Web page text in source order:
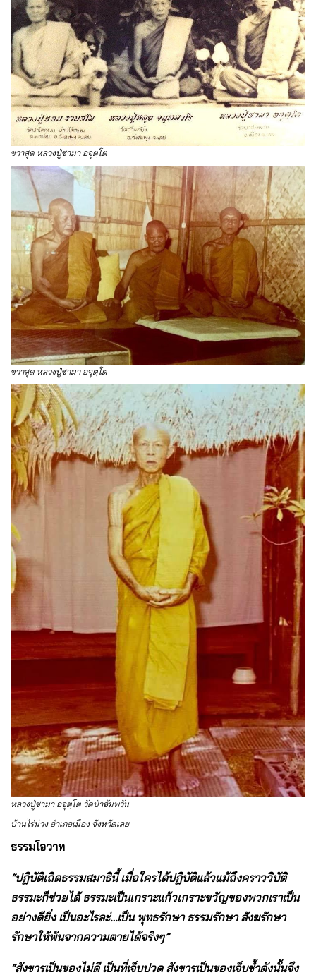
ขวาสุด หลวงปู่ซามา อจุตฺโต
ขวาสุด หลวงปู่ซามา อจุตฺโต
หลวงปู่ซามา อจุตฺโต วัดป่าอัมพวัน
บ้านไร่ม่วง อำเภอเมือง จังหวัดเลย
ธรรมโอวาท
“ปฏิบัติเถิดธรรมสมาธินี้ เมื่อใครได้ปฏิบัติแล้วแม้ถึงคราววิบัติ
ธรรมะก็ช่วยได้ ธรรมะเป็นเกราะแก้วเกราะขวัญของพวกเราเป็น
อย่างดียิ่ง เป็นอะไรละ่…เป็น พุทธรักษา ธรรมรักษา สังฆรักษา
รักษาให้พ้นจากความตายได้จริงๆ”
“สังขารเป็นของไม่ดี เป็นที่เจ็บปวด สังขารเป็นของเจ็บช้ำดังนั้นจึง